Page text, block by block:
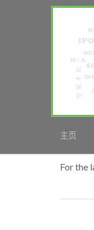
主页
For the